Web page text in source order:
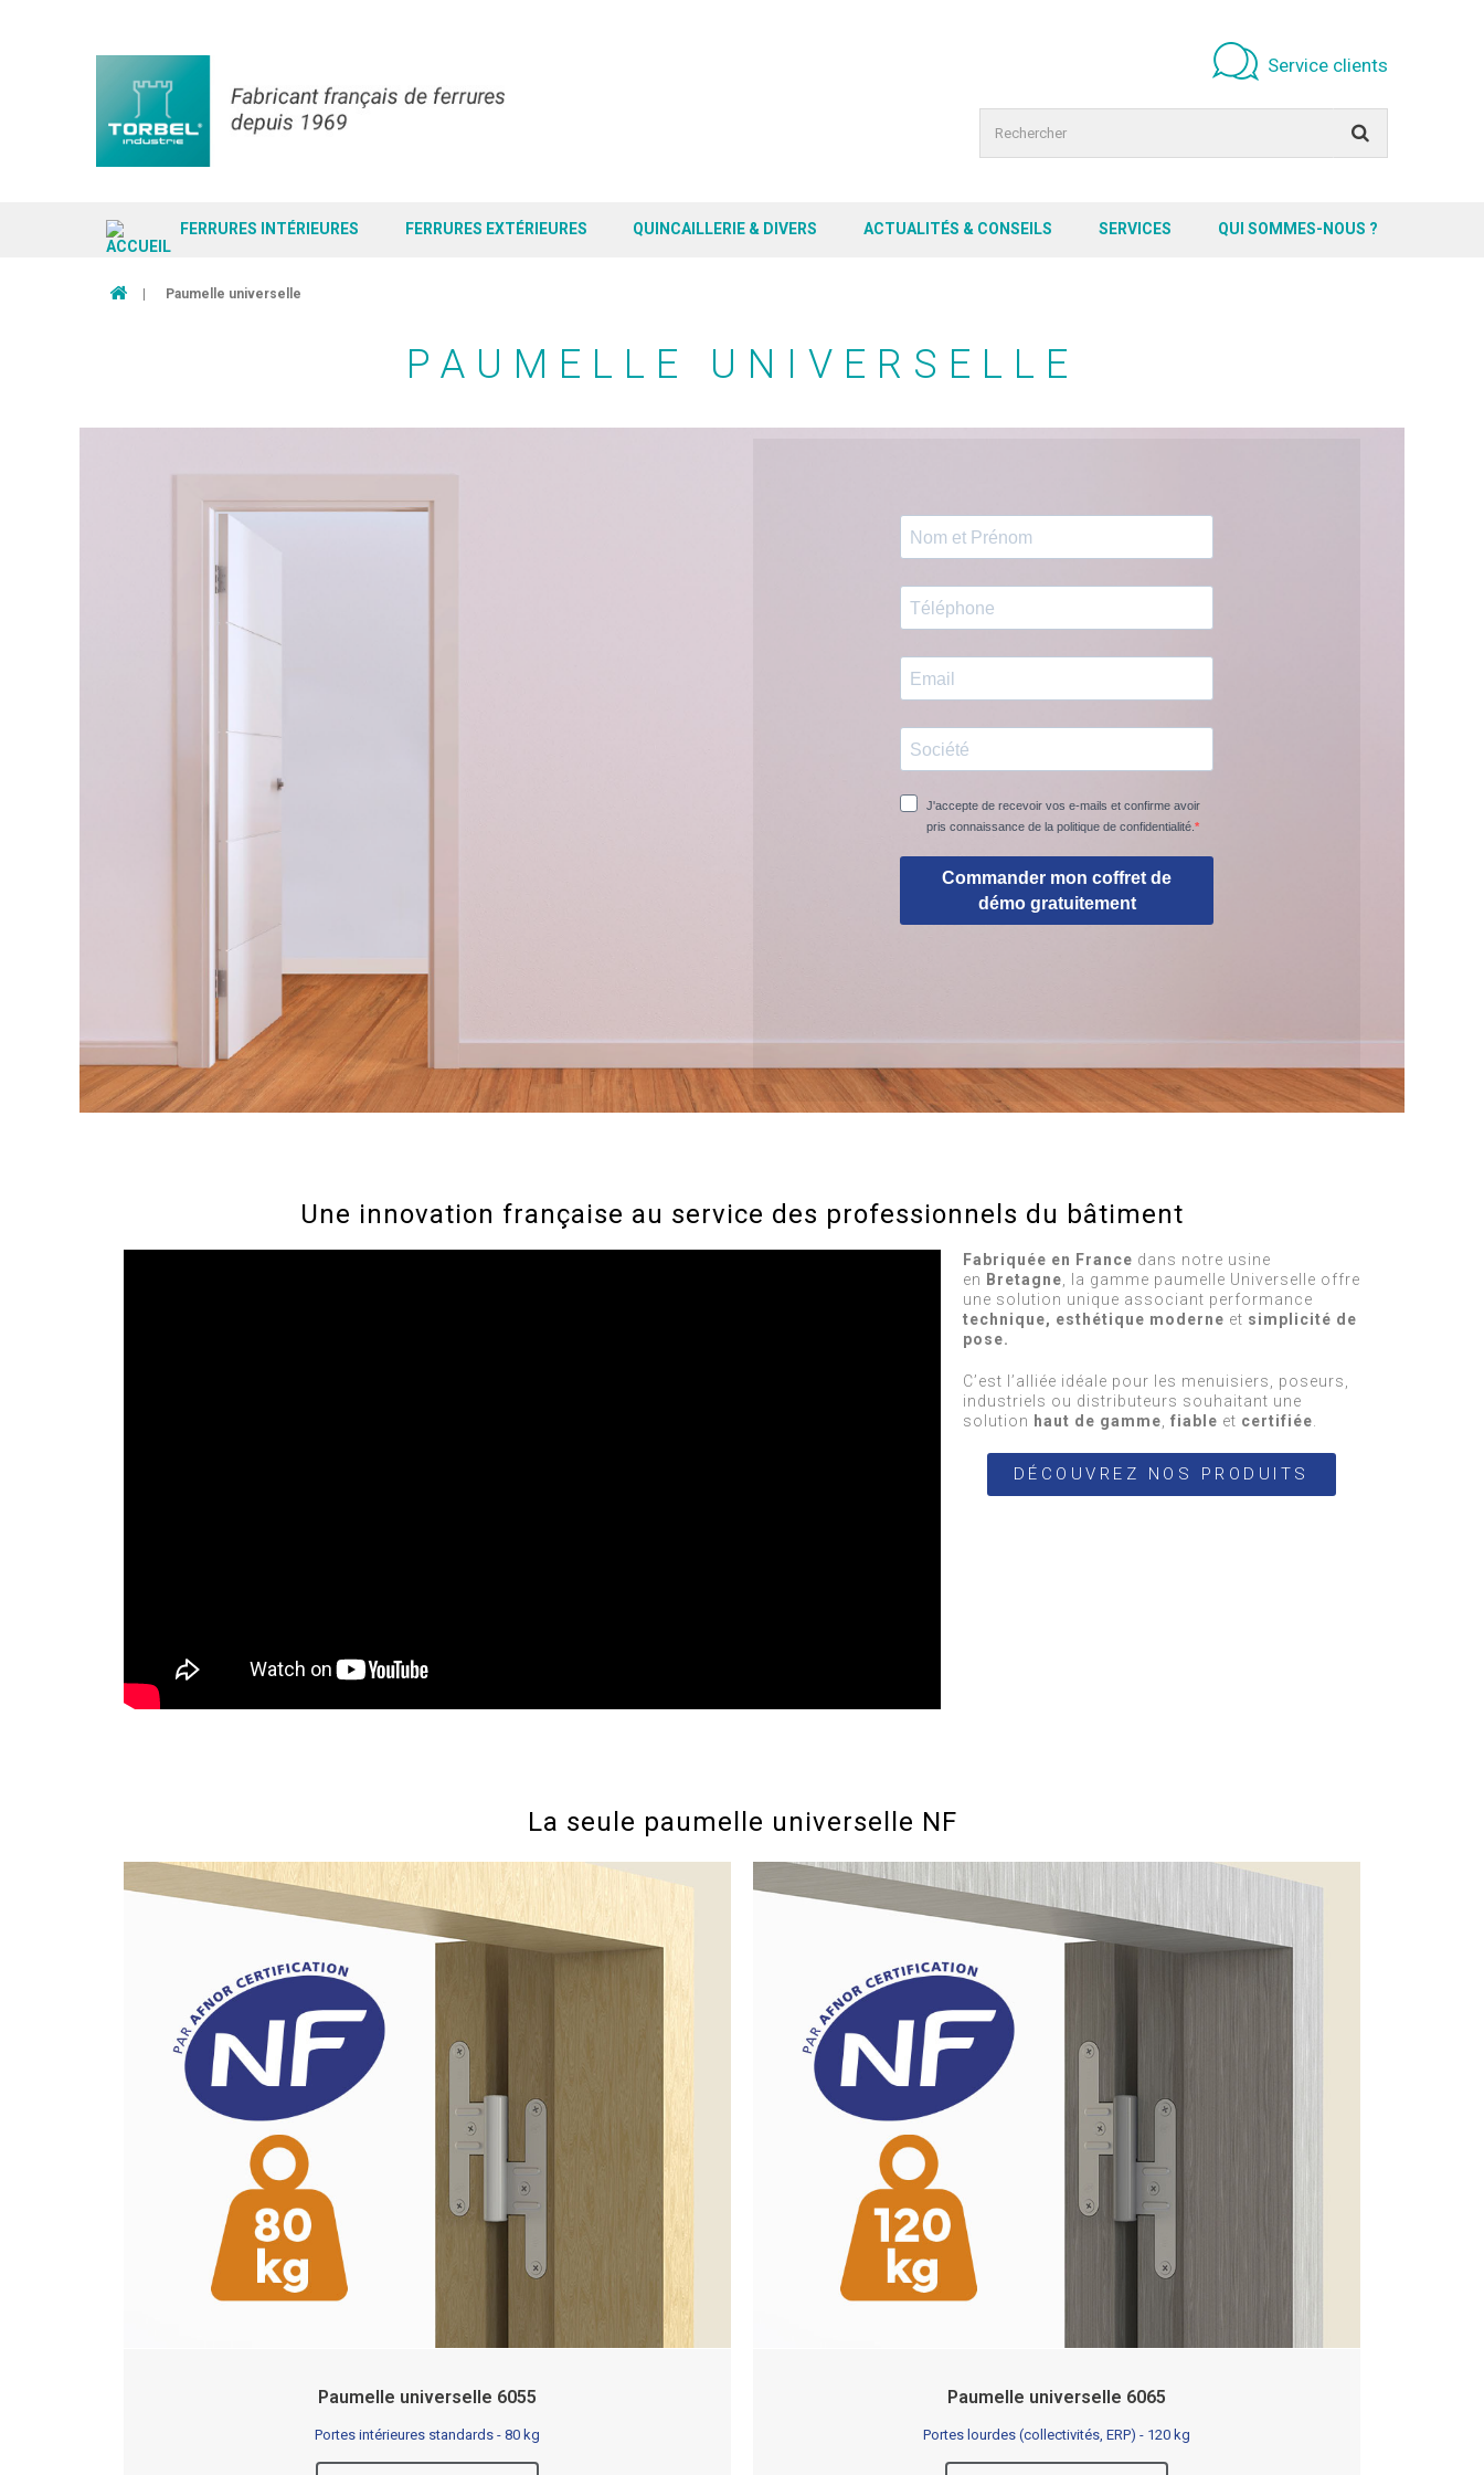
Service clients
FERRURES INTÉRIEURES FERRURES EXTÉRIEURES QUINCAILLERIE & DIVERS ACTUALITÉS & CONSEILS SERVICES QUI SOMMES-NOUS ?
Paumelle universelle
PAUMELLE UNIVERSELLE
Une innovation française au service des professionnels du bâtiment
Fabriquée en France dans notre usine
en Bretagne , la gamme paumelle Universelle offre
une solution unique associant performance
technique, esthétique moderne et simplicité de
pose.
C’est l’alliée idéale pour les menuisiers, poseurs,
industriels ou distributeurs souhaitant une
solution haut de gamme fiable et certifiée
DÉCOUVREZ NOS PRODUITS
La seule paumelle universelle NF
Paumelle universelle 6055
Portes intérieures standards - 80 kg
Paumelle universelle 6065
Portes lourdes (collectivités, ERP) - 120 kg